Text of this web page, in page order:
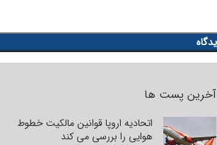
آخرین پست ها
اتحادیه اروپا قوانین مالکیت خطوط
هوایی را بررسی می کند